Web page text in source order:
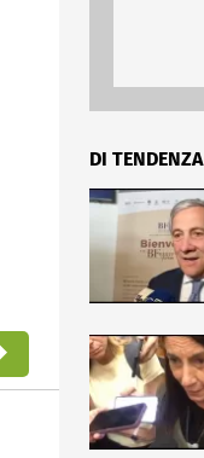
DI TENDENZA